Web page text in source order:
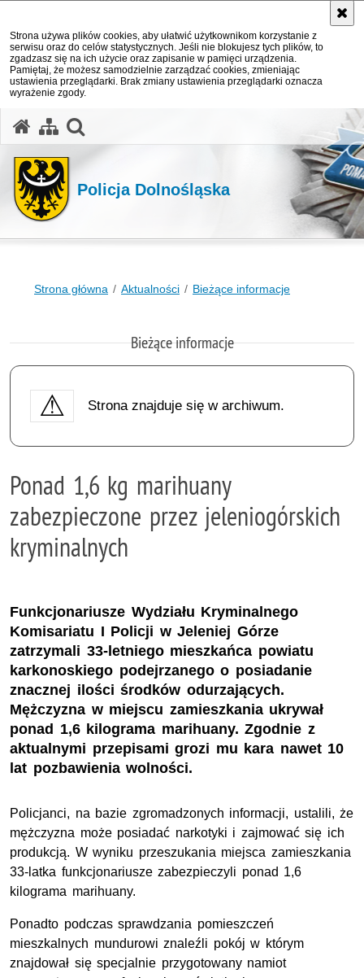
Strona używa plików cookies, aby ułatwić użytkownikom korzystanie z
serwisu oraz do celów statystycznych. Jeśli nie blokujesz tych plików, to
zgadzasz się na ich użycie oraz zapisanie w pamięci urządzenia.
Pamiętaj, że możesz samodzielnie zarządzać cookies, zmieniając
ustawienia przeglądarki. Brak zmiany ustawienia przeglądarki oznacza
wyrażenie zgody.
Policja Dolnośląska
Strona główna Aktualności Bieżące informacje
Bieżące informacje
Strona znajduje się w archiwum.
Ponad 1,6 kg marihuany
zabezpieczone przez jeleniogórskich
kryminalnych
Funkcjonariusze Wydziału Kryminalnego
Komisariatu I Policji w Jeleniej Górze
zatrzymali 33-letniego mieszkańca powiatu
karkonoskiego podejrzanego o posiadanie
znacznej ilości środków odurzających.
Mężczyzna w miejscu zamieszkania ukrywał
ponad 1,6 kilograma marihuany. Zgodnie z
aktualnymi przepisami grozi mu kara nawet 10
lat pozbawienia wolności.
Policjanci, na bazie zgromadzonych informacji, ustalili, że
mężczyzna może posiadać narkotyki i zajmować się ich
produkcją. W wyniku przeszukania miejsca zamieszkania
33-latka funkcjonariusze zabezpieczyli ponad 1,6
kilograma marihuany.
Ponadto podczas sprawdzania pomieszczeń
mieszkalnych mundurowi znaleźli pokój w którym
znajdował się specjalnie przygotowany namiot